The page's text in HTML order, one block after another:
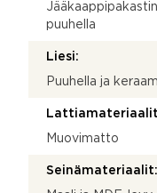
puuhella
Liesi:
Puuhella ja
Muovimatto
Seinämateriaalit: